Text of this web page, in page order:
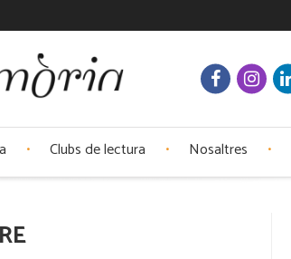
Clubs de lectura Nosaltres